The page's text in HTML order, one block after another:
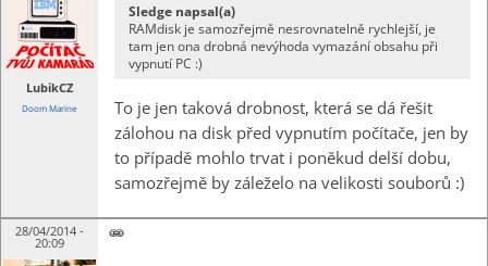
LubikCZ
Doom Marine
Sledge napsal(a)
RAMdisk je samozřejmě nesrovnatelně rychlejší, je
tam jen ona drobná nevýhoda vymazání obsahu při
vypnutí PC :)
To je jen taková drobnost, která se dá řešit
zálohou na disk před vypnutím počítače, jen by
to případě mohlo trvat i poněkud delší dobu,
samozřejmě by záleželo na velikosti souborů :)
28/04/2014 -
20:09